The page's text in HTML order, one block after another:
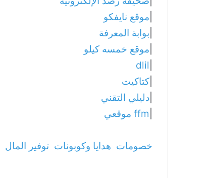
موقع نايفكو
بوابة المعرفة
موقع خمسه كيلو
dlil
كتاكيت
دليلي التقني
ffm موقعي
خصومات هدايا وكوبونات توفير المال